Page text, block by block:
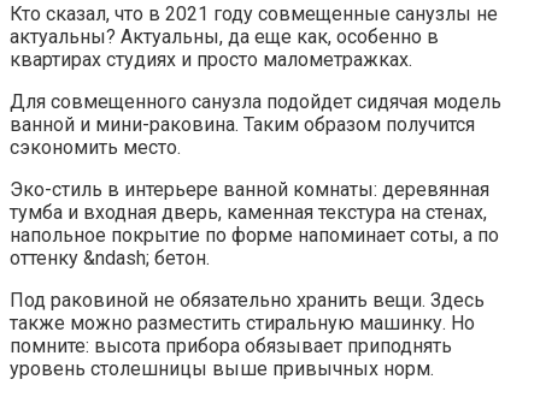
Кто сказал, что в 2021 году совмещенные санузлы не
актуальны? Актуальны, да еще как, особенно в
квартирах студиях и просто малометражках.
Для совмещенного санузла подойдет сидячая модель
ванной и мини-раковина. Таким образом получится
сэкономить место.
Эко-стиль в интерьере ванной комнаты: деревянная
тумба и входная дверь, каменная текстура на стенах,
напольное покрытие по форме напоминает соты, а по
оттенку &ndash; бетон.
Под раковиной не обязательно хранить вещи. Здесь
также можно разместить стиральную машинку. Но
помните: высота прибора обязывает приподнять
уровень столешницы выше привычных норм.